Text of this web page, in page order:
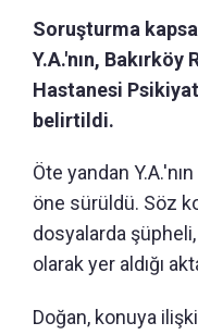
Soruşturma
Y.A.'nın, Bakırköy
Hastanesi
belirtildi.
Öte yandan Y.A.'nın
öne sürüldü. Söz
dosyalarda
olarak yer aldığı
Doğan, konuya